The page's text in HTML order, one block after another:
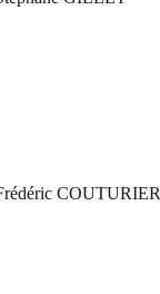
COUTURIER